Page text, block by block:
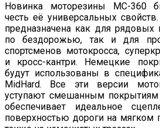
Новинка моторезины МС-360
честь её универсальных
предназначена как для рядовых
по бездорожью, так и для
спортсменов мотокросса,
и кросс-кантри. Немецкие
будут использованы в
MidHard. Все эти версии
уступают смешанным
обеспечивает идеальное
поверхностью дороги на мягком